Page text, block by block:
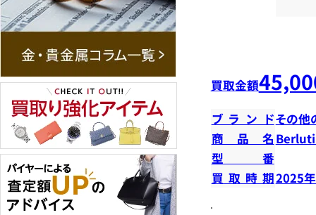
買取金額
ブランドその他
商品名 Berluti
型番
買取時期2025